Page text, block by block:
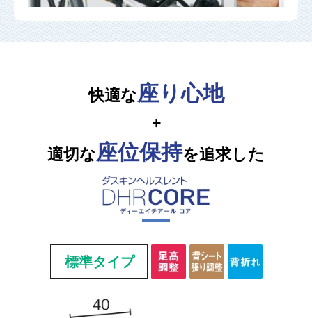
快適な座り心地
+
適切な座位保持を追求した
標準タイプ